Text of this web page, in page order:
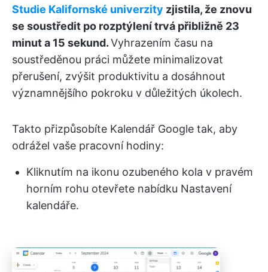
Studie Kalifornské univerzity zjistila, že znovu
se soustředit po rozptýlení trvá přibližně 23
minut a 15 sekund.Vyhrazením času na
soustředěnou práci můžete minimalizovat
přerušení, zvýšit produktivitu a dosáhnout
významnějšího pokroku v důležitých úkolech.
Takto přizpůsobíte Kalendář Google tak, aby
odrážel vaše pracovní hodiny:
Kliknutím na ikonu ozubeného kola v pravém
horním rohu otevřete nabídku Nastavení
kalendáře.